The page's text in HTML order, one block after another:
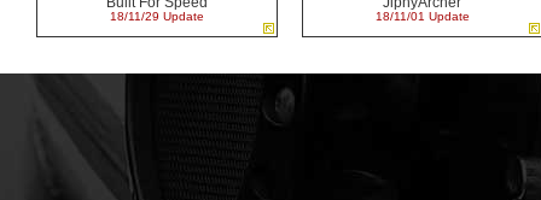
18/11/29 Update 18/11/01 Update